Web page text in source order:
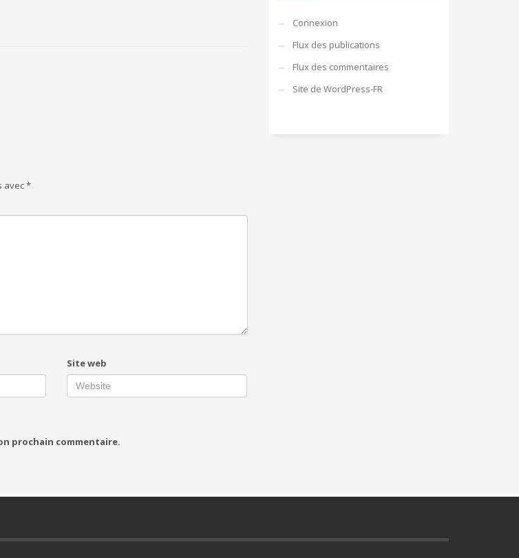
avec*
Site web
prochain commentaire.
Connexion
Flux des publications
Flux des commentaires
Site de WordPress-FR